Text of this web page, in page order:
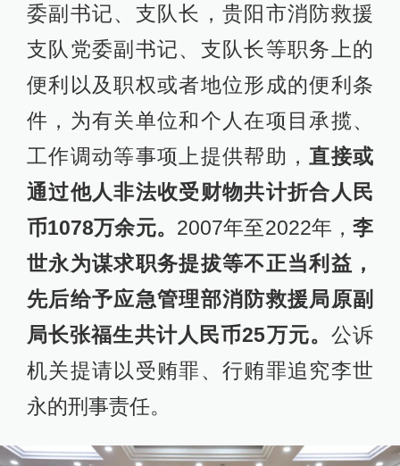
委副书记、支队长，贵阳市消防救援
支队党委副书记、支队长等职务上的
便利以及职权或者地位形成的便利条
件，为有关单位和个人在项目承揽、
工作调动等事项上提供帮助， 直接或
通过他人非法收受财物共计折合人民
币1078万余元。 2007年至2022年，李
世永为谋求职务提拔等不正当利益，
先后给予应急管理部消防救援局原副
局长张福生共计人民币25万元。 公诉
机关提请以受贿罪、行贿罪追究李世
永的刑事责任。